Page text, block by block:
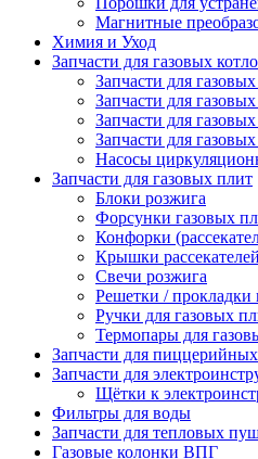
Магнитные
Химия и Уход
Запчасти для газовых
Запчасти для
Запчасти для
Запчасти для
Запчасти для
Насосы
Запчасти для газовых плит
Блоки розжига
Форсунки газовых
Конфорки
Крышки рассекателей
Свечи розжига
Решетки /
Ручки для газовых
Термопары для
Запчасти для
Запчасти для
Щётки к
Фильтры для воды
Запчасти для тепловых
Газовые колонки ВПГ